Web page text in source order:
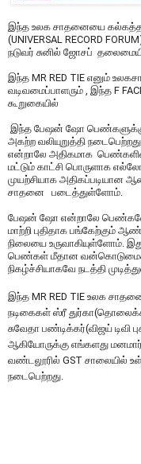
இந்த உலக சாதனையை
(UNIVERSAL RECORD
நடுவர் சுனில் ஜோசப்
இந்த MR RED TIE எனும்
வடிவமைப்பாளரும் , இந்த F
கூறுகையில்
இந்த பேஷன் ஷோ
அகற்ற வலியுறுத்தி
என்றாலே அதிகமாக
மட்டும் காட்சி பொருளாக
முயற்சியாக
சாதனை படைத்துள்ளோம்.
பேஷன் ஷோ என்றாலே பெண்களே
மாற்றி புதிதாக பங்கேற்கும்
நிலையை உருவாகியுள்ளோம்.
பெண்கள் மீதான
நிகழ்ச்சியாகவே நடத்தி
இந்த MR RED TIE உலக
நடிகைகள் ஸ்ரீ
சுவேதா பண்டிக்கர்(விஜய் டிவி
ஆகியோருக்கு எங்களது
வண்டலூரில் GST
நடைபெற்றது.